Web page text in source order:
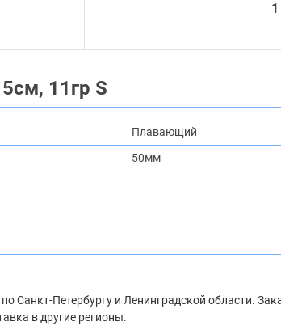
11гр S
Плавающий
50мм
Санкт-Петербургу и Ленинградской области.
в другие регионы.